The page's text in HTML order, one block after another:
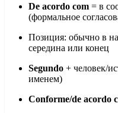
De acordo com = в
(формальное
Позиция: обычно в
середина или конец
Segundo + человек/
именем)
Conforme/de acordo